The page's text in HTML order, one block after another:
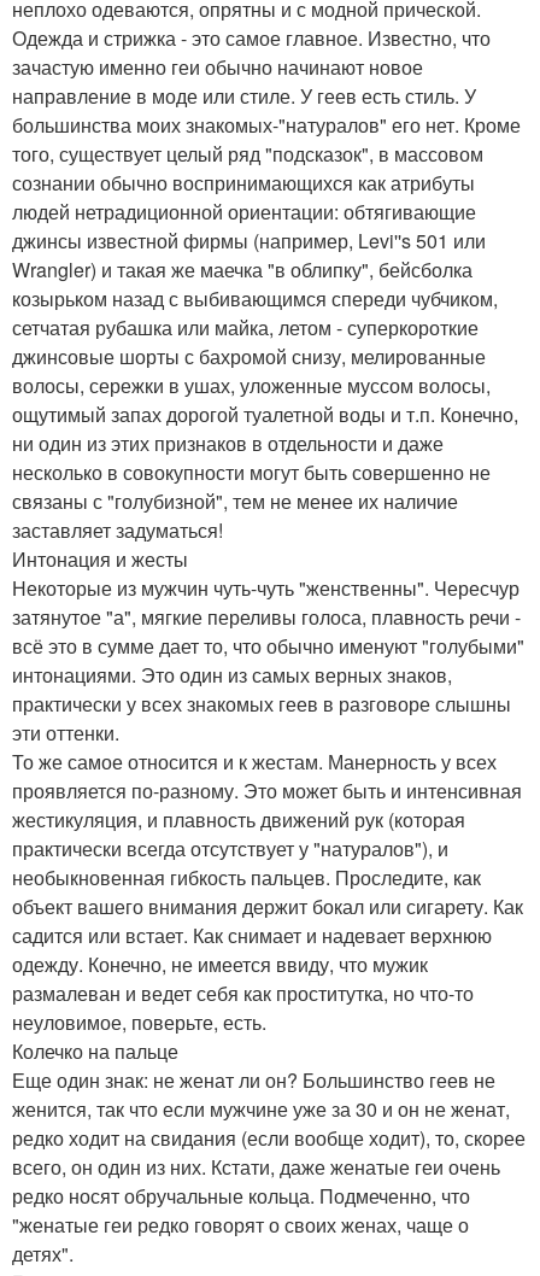
неплохо одеваются, опрятны и с модной прической.
Одежда и стрижка - это самое главное. Известно, что
зачастую именно геи обычно начинают новое
направление в моде или стиле. У геев есть стиль. У
большинства моих знакомых-"натуралов" его нет. Кроме
того, существует целый ряд "подсказок", в массовом
сознании обычно воспринимающихся как атрибуты
людей нетрадиционной ориентации: обтягивающие
джинсы известной фирмы (например, Levi''s 501 или
Wrangler) и такая же маечка "в облипку", бейсболка
козырьком назад с выбивающимся спереди чубчиком,
сетчатая рубашка или майка, летом - суперкороткие
джинсовые шорты с бахромой снизу, мелированные
волосы, сережки в ушах, уложенные муссом волосы,
ощутимый запах дорогой туалетной воды и т.п. Конечно,
ни один из этих признаков в отдельности и даже
несколько в совокупности могут быть совершенно не
связаны с "голубизной", тем не менее их наличие
заставляет задуматься!
Интонация и жесты
Некоторые из мужчин чуть-чуть "женственны". Чересчур
затянутое "а", мягкие переливы голоса, плавность речи -
всё это в сумме дает то, что обычно именуют "голубыми"
интонациями. Это один из самых верных знаков,
практически у всех знакомых геев в разговоре слышны
эти оттенки.
То же самое относится и к жестам. Манерность у всех
проявляется по-разному. Это может быть и интенсивная
жестикуляция, и плавность движений рук (которая
практически всегда отсутствует у "натуралов"), и
необыкновенная гибкость пальцев. Проследите, как
объект вашего внимания держит бокал или сигарету. Как
садится или встает. Как снимает и надевает верхнюю
одежду. Конечно, не имеется ввиду, что мужик
размалеван и ведет себя как проститутка, но что-то
неуловимое, поверьте, есть.
Колечко на пальце
Еще один знак: не женат ли он? Большинство геев не
женится, так что если мужчине уже за 30 и он не женат,
редко ходит на свидания (если вообще ходит), то, скорее
всего, он один из них. Кстати, даже женатые геи очень
редко носят обручальные кольца. Подмеченно, что
"женатые геи редко говорят о своих женах, чаще о
детях".